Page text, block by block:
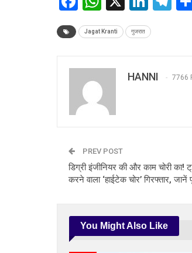
Jagat Kranti गुजरात
HANNI 7766
PREV POST
डिग्री इंजीनियर की और काम चोरी
करने वाला ‘हाईटेक चोर’ गिरफ्तार, जानें
You Might Also Like